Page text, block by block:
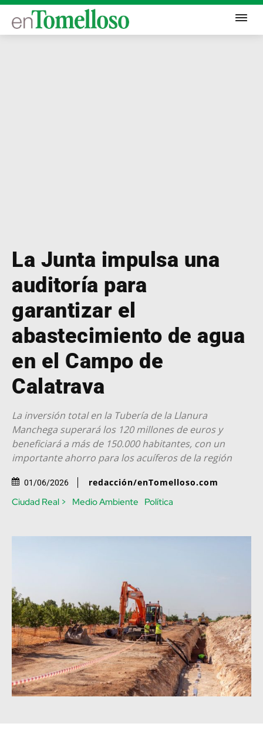
La Junta impulsa una
auditoría para
garantizar el
abastecimiento de agua
en el Campo de
Calatrava
La inversión total en la Tubería de la Llanura
Manchega superará los 120 millones de euros y
beneficiará a más de 150.000 habitantes, con un
importante ahorro para los acuíferos de la región
01/06/2026 redacción/enTomelloso.com
Ciudad Real > Medio Ambiente Política